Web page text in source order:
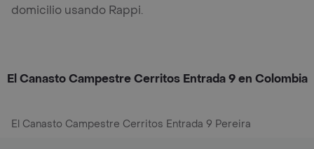
domicilio usando Rappi.
El Canasto Campestre Cerritos Entrada 9 en Colombia
El Canasto Campestre Cerritos Entrada 9 Pereira